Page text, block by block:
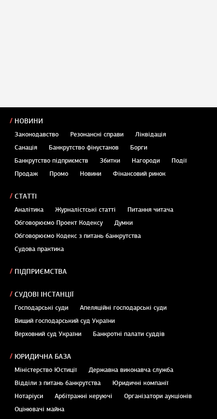
НОВИНИ
Законодавство Резонансні справи
Ліквідація
Санація
Банкрутство фінустанов
Борги
Банкрутство підприємств
Збитки Нагороди
Події
Продаж
Промо Новини Фінансовий ринок
СТАТТІ
Аналітика Журналістські статті
Питання читача
Обговорюємо Проект Кодексу
Думки
Обговорюємо Кодекс з питань банкрутства
Судова практика
ПІДПРИЄМСТВА
СУДОВІ ІНСТАНЦІЇ
Господарські суди
Апеляційні господарські суди
Вищий господарський суд України
Верховний суд України
Банкротні палати суддів
ЮРИДИЧНА БАЗА
Міністерство Юстиції
Державна виконавча служба
Відділи з питань банкрутства
Юридичні компанії
Нотаріуси
Арбітражні керуючі
Організатори аукціонів
Оцінювачі майна